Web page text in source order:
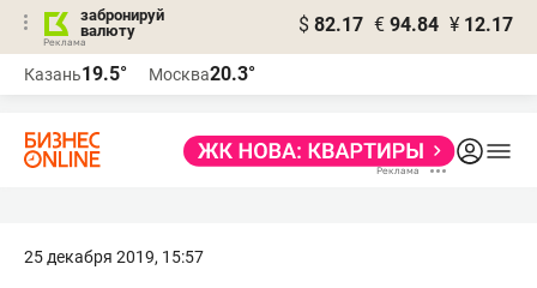
забронируй
валюту
$ 82.17 € 94.84 ¥ 12.17
Казань19.5° Москва20.3°
25 декабря 2019, 15:57